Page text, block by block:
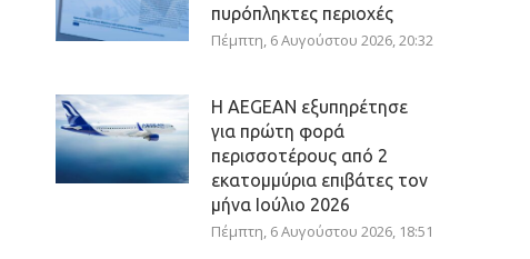
πυρόπληκτες περιοχές
Πέμπτη, 6 Αυγούστου 2026, 20:32
Η AEGEAN εξυπηρέτησε
για πρώτη φορά
περισσοτέρους από 2
εκατομμύρια επιβάτες τον
μήνα Ιούλιο 2026
Πέμπτη, 6 Αυγούστου 2026, 18:51